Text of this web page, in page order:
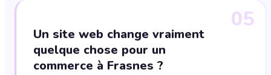
05
Un site web change vraiment
quelque chose pour un
commerce à Frasnes ?